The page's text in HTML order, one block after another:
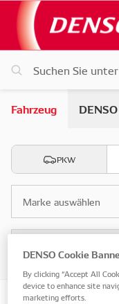
Fahrzeug
PKW
Marke auswählen
DENSO Cookie
By clicking “Accept All
device to enhance site
marketing efforts.